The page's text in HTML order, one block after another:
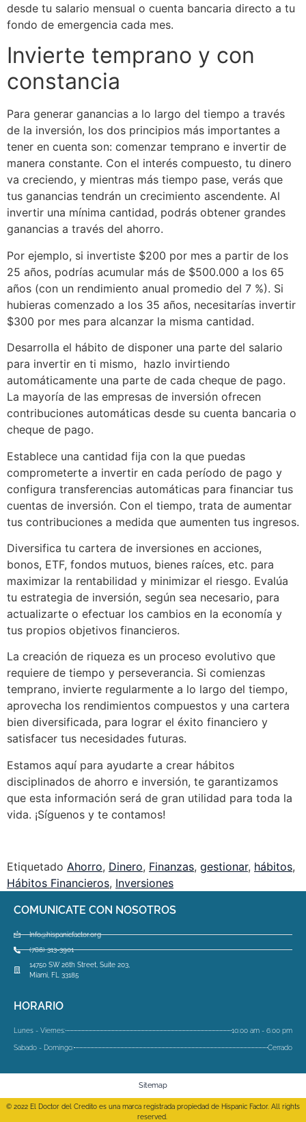
desde tu salario mensual o cuenta bancaria directo a tu
fondo de emergencia cada mes.
Invierte temprano y con
constancia
Para generar ganancias a lo largo del tiempo a través
de la inversión, los dos principios más importantes a
tener en cuenta son: comenzar temprano e invertir de
manera constante. Con el interés compuesto, tu dinero
va creciendo, y mientras más tiempo pase, verás que
tus ganancias tendrán un crecimiento ascendente. Al
invertir una mínima cantidad, podrás obtener grandes
ganancias a través del ahorro.
Por ejemplo, si invertiste $200 por mes a partir de los
25 años, podrías acumular más de $500.000 a los 65
años (con un rendimiento anual promedio del 7 %). Si
hubieras comenzado a los 35 años, necesitarías invertir
$300 por mes para alcanzar la misma cantidad.
Desarrolla el hábito de disponer una parte del salario
para invertir en ti mismo, hazlo invirtiendo
automáticamente una parte de cada cheque de pago.
La mayoría de las empresas de inversión ofrecen
contribuciones automáticas desde su cuenta bancaria o
cheque de pago.
Establece una cantidad fija con la que puedas
comprometerte a invertir en cada período de pago y
configura transferencias automáticas para financiar tus
cuentas de inversión. Con el tiempo, trata de aumentar
tus contribuciones a medida que aumenten tus ingresos.
Diversifica tu cartera de inversiones en acciones,
bonos, ETF, fondos mutuos, bienes raíces, etc. para
maximizar la rentabilidad y minimizar el riesgo. Evalúa
tu estrategia de inversión, según sea necesario, para
actualizarte o efectuar los cambios en la economía y
tus propios objetivos financieros.
La creación de riqueza es un proceso evolutivo que
requiere de tiempo y perseverancia. Si comienzas
temprano, invierte regularmente a lo largo del tiempo,
aprovecha los rendimientos compuestos y una cartera
bien diversificada, para lograr el éxito financiero y
satisfacer tus necesidades futuras.
Estamos aquí para ayudarte a crear hábitos
disciplinados de ahorro e inversión, te garantizamos
que esta información será de gran utilidad para toda la
vida. ¡Síguenos y te contamos!
Etiquetado Ahorro, Dinero, Finanzas, gestionar, hábitos,
Hábitos Financieros, Inversiones
COMUNICATE CON NOSOTROS
Info@hispanicfactor.org
(786) 313-3901
14750 SW 26th Street, Suite 203,
Miami, FL 33185
HORARIO
Lunes - Viernes: 10:00 am - 6:00 pm
Sabado - Domingo: Cerrado
Sitemap
© 2022 El Doctor del Credito es una marca registrada propiedad de Hispanic Factor. All rights
reserved.